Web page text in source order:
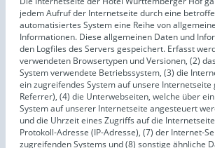
jedem Aufruf der Internetseite durch eine
automatisiertes System eine Reihe von
Informationen. Diese allgemeinen Daten und
den Logfiles des Servers gespeichert. Erfasst
verwendeten Browsertypen und Versionen, (2)
System verwendete Betriebssystem, (3) die
ein zugreifendes System auf unsere Internetseite
Referrer), (4) die Unterwebseiten, welche über
System auf unserer Internetseite angesteuert
und die Uhrzeit eines Zugriffs auf die
Protokoll-Adresse (IP-Adresse), (7) der Internet-
zugreifenden Systems und (8) sonstige ähnliche